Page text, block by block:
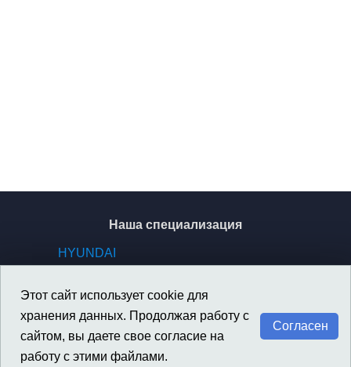
Наша специализация
HYUNDAI
GENESIS
SSANGYONG / KGM
Материалы
Этот сайт использует cookie для
хранения данных. Продолжая работу с
сайтом, вы даете свое согласие на
работу с этими файлами.
Согласен